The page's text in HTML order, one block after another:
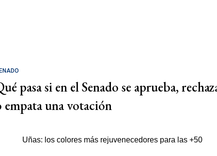
pasa si en el Senado se aprueba,
empata una votación